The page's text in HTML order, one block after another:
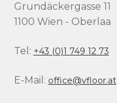
Grundäckergasse 11
1100 Wien - Oberlaa
Tel: +43 (0)1 749 12 73
E-Mail: office@vfloor.at